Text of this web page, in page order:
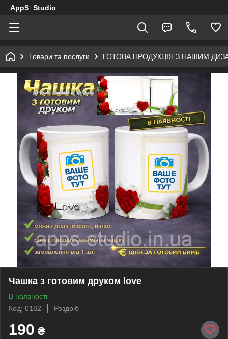
AppS_Studio
Товари та послуги ГОТОВА ПРОДУКЦІЯ З НАШИМ
Чашка з готовим друком love
В наявності
Код: 0182
Роздріб
190 ₴